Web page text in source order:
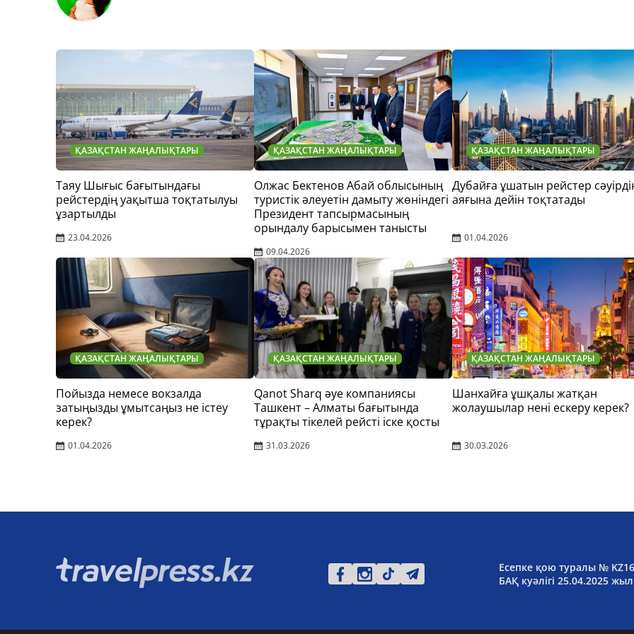
ҚАЗАҚСТАН ЖАҢАЛЫҚТАРЫ
Таяу Шығыс бағытындағы
рейстердің уақытша тоқтатылуы
ұзартылды
23.04.2026
ҚАЗАҚСТАН ЖАҢАЛЫҚТАРЫ
Олжас Бектенов Абай облысының
туристік әлеуетін дамыту жөніндегі
Президент тапсырмасының
орындалу барысымен танысты
09.04.2026
ҚАЗАҚСТАН ЖАҢАЛЫҚТАРЫ
Дубайға ұшатын рейстер
аяғына дейін тоқтатады
01.04.2026
ҚАЗАҚСТАН ЖАҢАЛЫҚТАРЫ
Пойызда немесе вокзалда
затыңызды ұмытсаңыз не істеу
керек?
01.04.2026
ҚАЗАҚСТАН ЖАҢАЛЫҚТАРЫ
Qanot Sharq әуе компаниясы
Ташкент – Алматы бағытында
тұрақты тікелей рейсті іске қосты
31.03.2026
ҚАЗАҚСТАН ЖАҢАЛЫҚТАРЫ
Шанхайға ұшқалы жатқан
жолаушылар нені ескеру керек?
30.03.2026
Есепке қою туралы №
БАҚ куәлігі 25.04.2025